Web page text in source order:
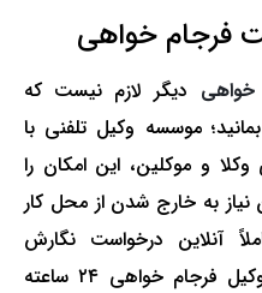
فرجام خواهی
دیگر لازم نیست که
موسسه وکیل تلفنی با
و موکلین، این امکان را
به خارج شدن از محل کار
آنلاین درخواست نگارش
دادخواست فرجام خواهی را از وکیل فرجام خواهی ۲۴ ساعته